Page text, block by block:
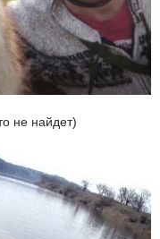
не найдет)